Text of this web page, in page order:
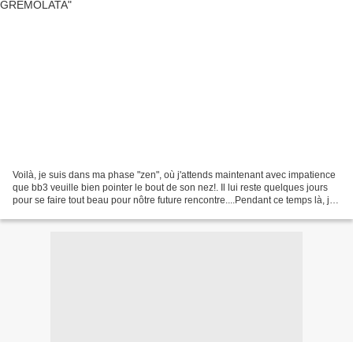
Voilà, je suis dans ma phase "zen", où j'attends maintenant avec impatience
que bb3 veuille bien pointer le bout de son nez!. Il lui reste quelques jours
pour se faire tout beau pour nôtre future rencontre....Pendant ce temps là, je